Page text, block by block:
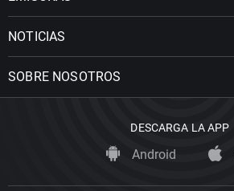
NOTICIAS
SOBRE NOSOTROS
DESCARGA LA APP
Android